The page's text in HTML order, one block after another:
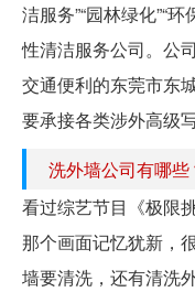
洁服务”“园林绿化”“
性清洁服务公司。公
交通便利的东莞市东
要承接各类涉外高级
洗外墙公司有哪些
看过综艺节目《极限
那个画面记忆犹新，
墙要清洗，还有清洗